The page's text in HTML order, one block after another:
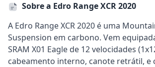
Sobre a Edro Range XCR 2020
A Edro Range XCR 2020 é uma
Suspension em carbono. Vem
SRAM X01 Eagle de 12 velocidades
cabeamento interno, canote retrátil, e